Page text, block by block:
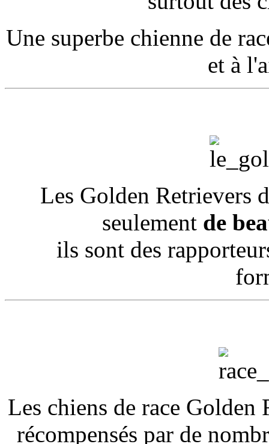
Une superbe chienne de
et à
Les Golden Retrievers
seulement de
ils sont des
Les chiens de race
récompensés par de